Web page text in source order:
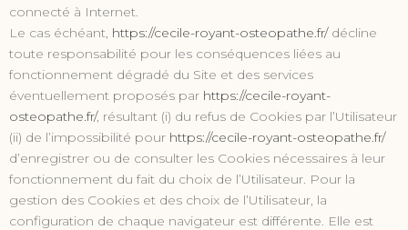
connecté à Internet.
Le cas échéant, https://cecile-royant-osteopathe.fr/décline
toute responsabilité pour les conséquences liées au
fonctionnement dégradé du Site et des services
éventuellement proposés par https://cecile-royant-
osteopathe.fr/, résultant (i) du refus de Cookies par l’Utilisateur
(ii) de l’impossibilité pour https://cecile-royant-osteopathe.fr/
d’enregistrer ou de consulter les Cookies nécessaires à leur
fonctionnement du fait du choix de l’Utilisateur. Pour la
gestion des Cookies et des choix de l’Utilisateur, la
configuration de chaque navigateur est différente. Elle est